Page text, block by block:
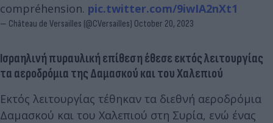
compréhension. pic.twitter.com/9iwIA2nXt1
— Château de Versailles (@CVersailles) October 20, 2023
Ισραηλινή πυραυλική επίθεση έθεσε εκτός λειτουργίας
τα αεροδρόμια της Δαμασκού και του Χαλεπιού
Εκτός λειτουργίας τέθηκαν τα διεθνή αεροδρόμια
Δαμασκού και του Χαλεπιού στη Συρία, ενώ ένας